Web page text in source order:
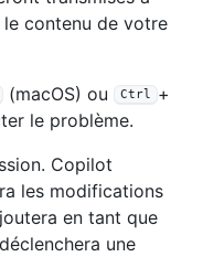
contenu de votre
(macOS) ou Ctrl +
le problème.
Copilot
les modifications
en tant que
une